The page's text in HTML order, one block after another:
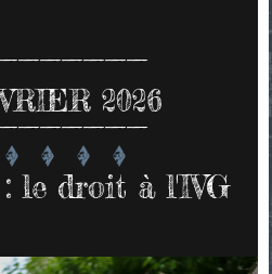
2026
le droit à l'IVG